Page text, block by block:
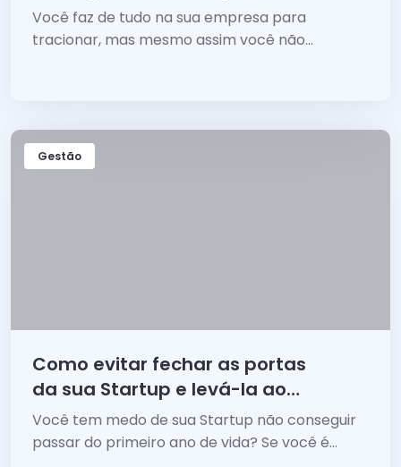
Você faz de tudo na sua empresa para
tracionar, mas mesmo assim você não
Gestão
Como evitar fechar as portas
da sua Startup e levá-la ao
sucesso
Você tem medo de sua Startup não conseguir
passar do primeiro ano de vida? Se você é...